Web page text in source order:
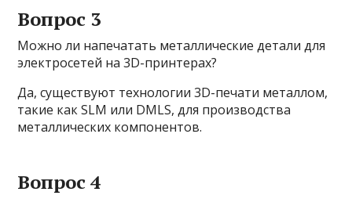
Вопрос 3
Можно ли напечатать металлические детали для
электросетей на 3D-принтерах?
Да, существуют технологии 3D-печати металлом,
такие как SLM или DMLS, для производства
металлических компонентов.
Вопрос 4